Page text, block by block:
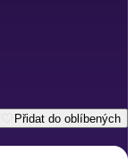
Přidat do oblíbených